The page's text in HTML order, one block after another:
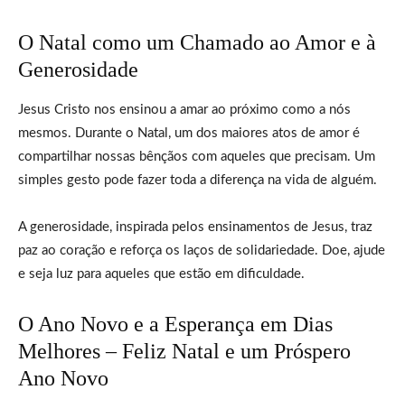
O Natal como um Chamado ao Amor e à
Generosidade
Jesus Cristo nos ensinou a amar ao próximo como a nós
mesmos. Durante o Natal, um dos maiores atos de amor é
compartilhar nossas bênçãos com aqueles que precisam. Um
simples gesto pode fazer toda a diferença na vida de alguém.
A generosidade, inspirada pelos ensinamentos de Jesus, traz
paz ao coração e reforça os laços de solidariedade. Doe, ajude
e seja luz para aqueles que estão em dificuldade.
O Ano Novo e a Esperança em Dias
Melhores – Feliz Natal e um Próspero
Ano Novo